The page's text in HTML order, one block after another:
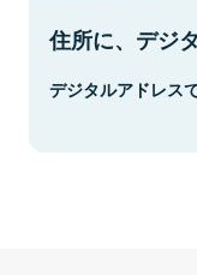
住所に、デジ
デジタルアドレス